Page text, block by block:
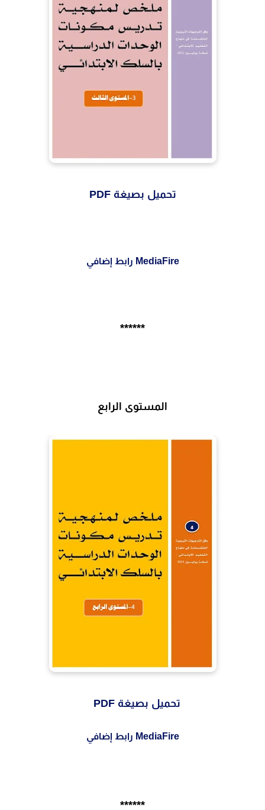
تحميل بصيغة PDF
MediaFire رابط إضافي
******
المستوى الرابع
تحميل بصيغة PDF
MediaFire رابط إضافي
******